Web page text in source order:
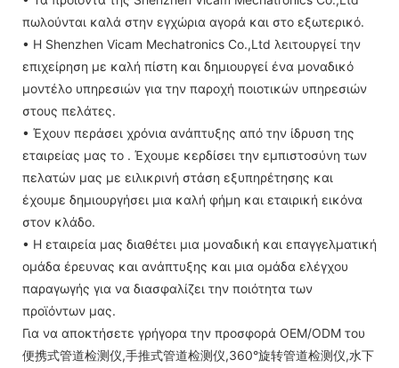
πωλούνται καλά στην εγχώρια αγορά και στο εξωτερικό.
• Η Shenzhen Vicam Mechatronics Co.,Ltd λειτουργεί την
επιχείρηση με καλή πίστη και δημιουργεί ένα μοναδικό
μοντέλο υπηρεσιών για την παροχή ποιοτικών υπηρεσιών
στους πελάτες.
• Έχουν περάσει χρόνια ανάπτυξης από την ίδρυση της
εταιρείας μας το . Έχουμε κερδίσει την εμπιστοσύνη των
πελατών μας με ειλικρινή στάση εξυπηρέτησης και
έχουμε δημιουργήσει μια καλή φήμη και εταιρική εικόνα
στον κλάδο.
• Η εταιρεία μας διαθέτει μια μοναδική και επαγγελματική
ομάδα έρευνας και ανάπτυξης και μια ομάδα ελέγχου
παραγωγής για να διασφαλίζει την ποιότητα των
προϊόντων μας.
Για να αποκτήσετε γρήγορα την προσφορά OEM/ODM του
便携式管道检测仪,手推式管道检测仪,360°旋转管道检测仪,水下